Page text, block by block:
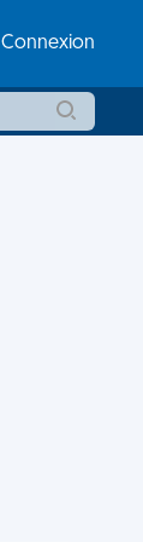
Connexion